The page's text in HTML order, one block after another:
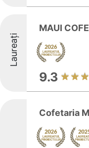
Laureați
MAUI
9.3
Cofetaria